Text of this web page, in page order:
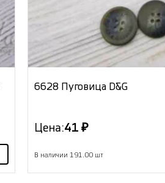
6628 Пуговица D&G
Цена:41 ₽
В наличии 191.00 шт